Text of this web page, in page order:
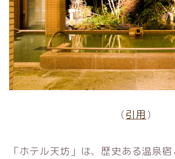
（引用 ）
「ホテル天坊」は、歴史ある温泉